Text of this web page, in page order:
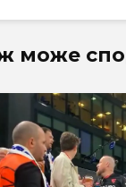
може